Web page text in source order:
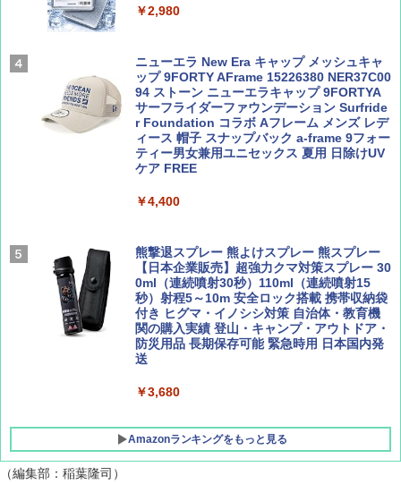
￥1,540
AIRLINE（エアライン）2026年9月号【特
集】ボーイング110周年を祝して！
￥1,760
ァキア 2026～2027 地球の歩き方A ヨーロッ
パ
￥2,277
新しい日本地理 地図・統計・移動から読み
解く (講談社現代新書)
￥1,540
テント ワンタッチ RENEW 幅200 2-3人用 43
￥5,999
[キャンパーズコレクション 山善] 傘みたいに
広げるだけ パッとサッとテント ブラックコ
ーティング フルクローズ メッシュ 3-4人用
簡単設置 ポップアップテント エクルベージ
ュ(BC仕様) PATC-150B(EB)
￥9,990
[キャンパーズコレクション 山善] 傘みたいに
広げるだけ パッとサッとテント キューブワ
イド ブラックコーティング フルクローズ メ
ッシュ 4人用 簡単設置 ポップアップテント P
ATCW-150B エクルベージュ
￥-
￥2,980
ニューエラ New Era キャップ メッシュキャ
ップ 9FORTY AFrame 15226380 NER37C00
94 ストーン ニューエラキャップ 9FORTYA
サーフライダーファウンデーション Surfride
r Foundation コラボ Aフレーム メンズ レデ
ィース 帽子 スナップバック a-frame 9フォー
ティー男女兼用ユニセックス 夏用 日除けUV
ケア FREE
￥4,400
熊撃退スプレー 熊よけスプレー 熊スプレー
【日本企業販売】超強力クマ対策スプレー 30
0ml（連続噴射30秒）110ml（連続噴射15
秒）射程5～10m 安全ロック搭載 携帯収納袋
付き ヒグマ・イノシシ対策 自治体・教育機
関の購入実績 登山・キャンプ・アウトドア・
防災用品 長期保存可能 緊急時用 日本国内発
送
￥3,680
Amazonランキングをもっと見る
（編集部：稲葉隆司）